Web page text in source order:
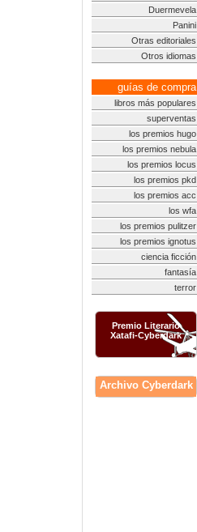
Duermevela
Panini
Otras editoriales
Otros idiomas
guías de compra
libros más populares
superventas
los premios hugo
los premios nebula
los premios locus
los premios pkd
los premios acc
los wfa
los premios pulitzer
los premios ignotus
ciencia ficción
fantasía
terror
Premio Literario
Xatafi-Cyberdark
Archivo Cyberdark